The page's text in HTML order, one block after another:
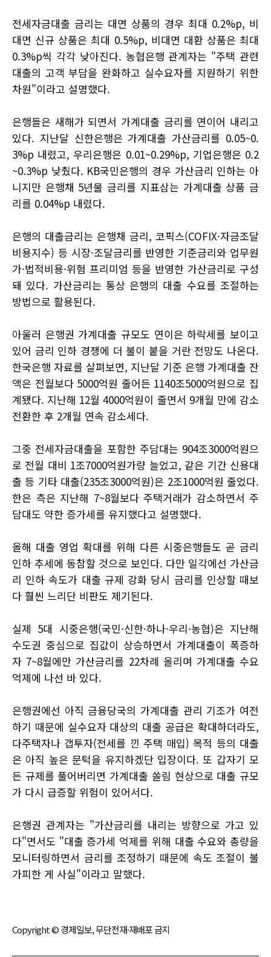
전세자금대출 금리는 대면 상품의 경우 최대 0.2%p, 비
대면 신규 상품은 최대 0.5%p, 비대면 대환 상품은 최대
0.3%p씩 각각 낮아진다. 농협은행 관계자는 "주택 관련
대출의 고객 부담을 완화하고 실수요자를 지원하기 위한
차원"이라고 설명했다.
은행들은 새해가 되면서 가계대출 금리를 연이어 내리고
있다. 지난달 신한은행은 가계대출 가산금리를 0.05~0.
3%p 내렸고, 우리은행은 0.01~0.29%p, 기업은행은 0.2
~0.3%p 낮췄다. KB국민은행의 경우 가산금리 인하는 아
니지만 은행채 5년물 금리를 지표삼는 가계대출 상품 금
리를 0.04%p 내렸다.
은행의 대출금리는 은행채 금리, 코픽스(COFIX·자금조달
비용지수) 등 시장·조달금리를 반영한 기준금리와 업무원
가·법적비용·위험 프리미엄 등을 반영한 가산금리로 구성
돼 있다. 가산금리는 통상 은행의 대출 수요를 조절하는
방법으로 활용된다.
아울러 은행권 가계대출 규모도 연이은 하락세를 보이고
있어 금리 인하 경쟁에 더 불이 붙을 거란 전망도 나온다.
한국은행 자료를 살펴보면, 지난달 기준 은행 가계대출 잔
액은 전월보다 5000억원 줄어든 1140조5000억원으로 집
계됐다. 지난해 12월 4000억원이 줄면서 9개월 만에 감소
전환한 후 2개월 연속 감소세다.
그중 전세자금대출을 포함한 주담대는 904조3000억원으
로 전월 대비 1조7000억원가량 늘었고, 같은 기간 신용대
출 등 기타 대출(235조3000억원)은 2조1000억원 줄었다.
한은 측은 지난해 7~8월보다 주택거래가 감소하면서 주
담대도 약한 증가세를 유지했다고 설명했다.
올해 대출 영업 확대를 위해 다른 시중은행들도 곧 금리
인하 추세에 동참할 것으로 보인다. 다만 일각에선 가산금
리 인하 속도가 대출 규제 강화 당시 금리를 인상할 때보
다 훨씬 느리단 비판도 제기된다.
실제 5대 시중은행(국민·신한·하나·우리·농협)은 지난해
수도권 중심으로 집값이 상승하면서 가계대출이 폭증하
자 7~8월에만 가산금리를 22차례 올리며 가계대출 수요
억제에 나선 바 있다.
은행권에선 아직 금융당국의 가계대출 관리 기조가 여전
하기 때문에 실수요자 대상의 대출 공급은 확대하더라도,
다주택자나 갭투자(전세를 낀 주택 매입) 목적 등의 대출
은 아직 높은 문턱을 유지하겠단 입장이다. 또 갑자기 모
든 규제를 풀어버리면 가계대출 쏠림 현상으로 대출 규모
가 다시 급증할 위험이 있어서다.
은행권 관계자는 "가산금리를 내리는 방향으로 가고 있
다"면서도 "대출 증가세 억제를 위해 대출 수요와 총량을
모니터링하면서 금리를 조정하기 때문에 속도 조절이 불
가피한 게 사실"이라고 말했다.
Copyright © 경제일보, 무단전재·재배포 금지